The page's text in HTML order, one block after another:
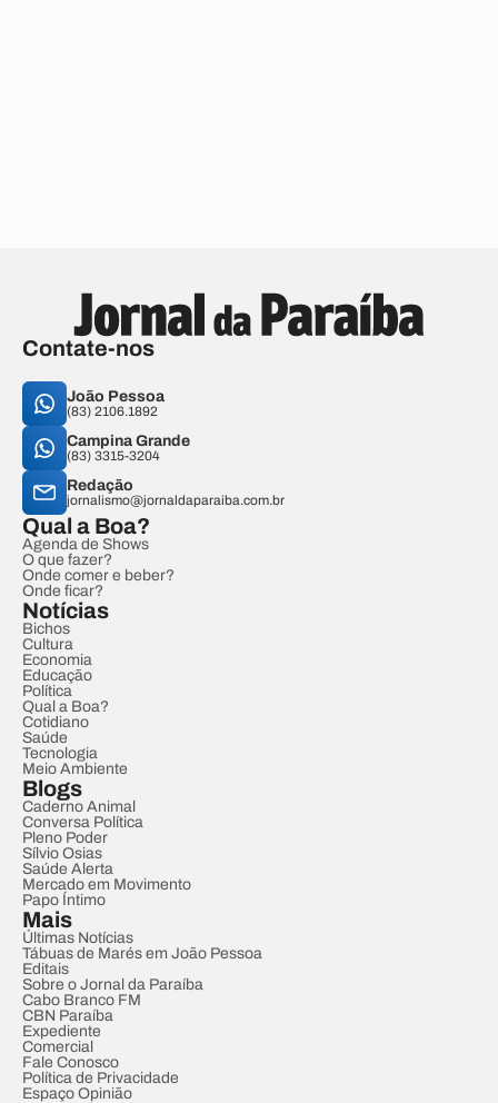
Contate-nos
João Pessoa
(83) 2106.1892
Campina Grande
(83) 3315-3204
Redação
jornalismo@jornaldaparaiba.com.br
Qual a Boa?
Agenda de Shows
O que fazer?
Onde comer e beber?
Onde ficar?
Notícias
Bichos
Cultura
Economia
Educação
Política
Qual a Boa?
Cotidiano
Saúde
Tecnologia
Meio Ambiente
Blogs
Caderno Animal
Conversa Política
Pleno Poder
Sílvio Osias
Saúde Alerta
Mercado em Movimento
Papo Íntimo
Mais
Últimas Notícias
Tábuas de Marés em João Pessoa
Editais
Sobre o Jornal da Paraíba
Cabo Branco FM
CBN Paraíba
Expediente
Comercial
Fale Conosco
Política de Privacidade
Espaço Opinião